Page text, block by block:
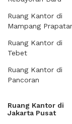
Ruang Kantor di
Mampang
Ruang Kantor di
Tebet
Ruang Kantor di
Pancoran
Ruang Kantor di
Jakarta Pusat